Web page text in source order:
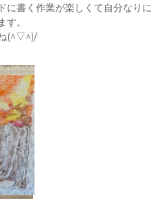
に書く作業が楽しくて自分なりに
。
ね(^▽^)/